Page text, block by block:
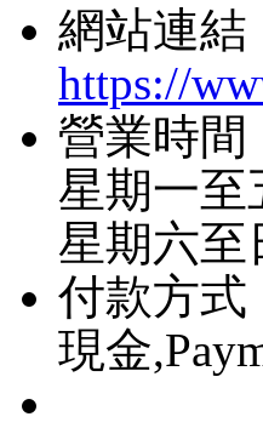
網站連結
https://
營業時間
星期一至
星期六至
付款方式
現金